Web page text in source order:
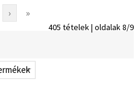
› »
405 tételek | oldalak 8/9